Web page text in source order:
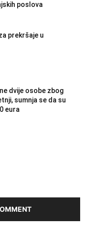
poslova
prekršaje u
dvije osobe zbog
sumnja se da su
eura